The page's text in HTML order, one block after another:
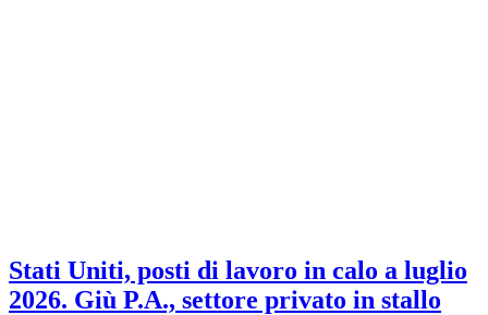
Stati Uniti, posti di lavoro in calo a luglio
2026. Giù P.A., settore privato in stallo